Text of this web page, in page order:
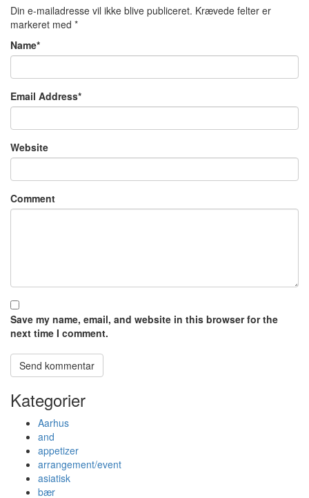
Din e-mailadresse vil ikke blive publiceret. Krævede felter er
markeret med *
Name*
Email Address*
Website
Comment
Save my name, email, and website in this browser for the
next time I comment.
Kategorier
Aarhus
and
appetizer
arrangement/event
asiatisk
bær